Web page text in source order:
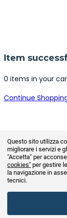
Item
0 items in your
Continue
Questo sito utilizza
migliorare i servizi e
"Accetta" per
cookies" per gestire
la navigazione in
tecnici.